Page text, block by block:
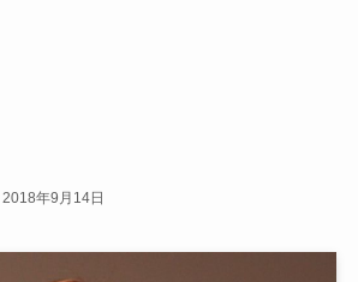
2018年9月14日